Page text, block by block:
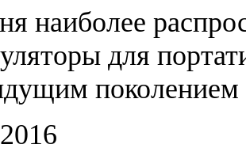
наиболее
для
поколением